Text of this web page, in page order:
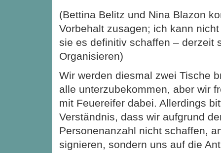
(Bettina Belitz und Nina Blazon
Vorbehalt zusagen; ich kann
sie es definitiv schaffen – derzeit
Organisieren)
Wir werden diesmal zwei Tische
alle unterzubekommen, aber wir
mit Feuereifer dabei. Allerdings
Verständnis, dass wir aufgrund
Personenanzahl nicht schaffen,
signieren, sondern uns auf die